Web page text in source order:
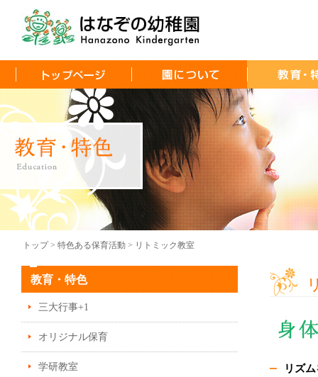
トップ > 特色ある保育活動 > リトミック教室
教育・特色
三大行事+1
オリジナル保育
学研教室 リズ